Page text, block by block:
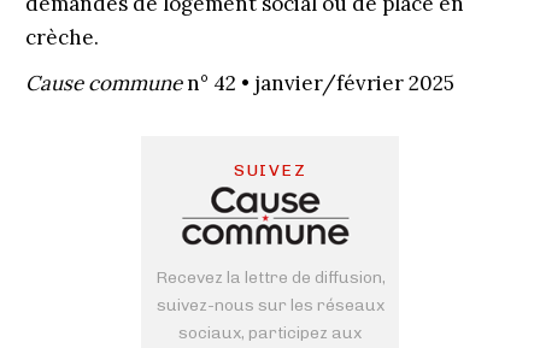
crèche.
Cause communen° 42 • janvier/février 2025
SUIVEZ
Recevez la lettre de diffusion,
suivez-nous sur les réseaux
sociaux, participez aux